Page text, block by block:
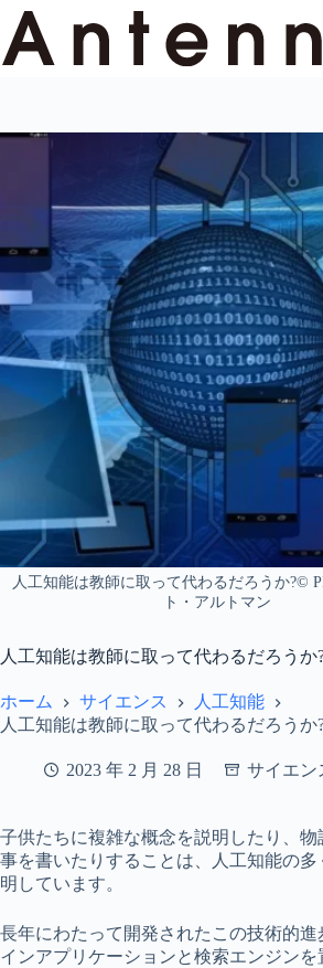
ン
テ
人工知能は教師に取って代わるだろうか?©
ト・アルトマン
人工知能は教師に取って代わるだろうか
ホーム サイエンス
人工知能
人工知能は教師に取って代わるだろうか
2023 年 2 月 28 日 サイエン
子供たちに複雑な概念を説明したり、物
事を書いたりすることは、人工知能の多
明しています。
長年にわたって開発されたこの技術的進
インアプリケーションと検索エンジンを